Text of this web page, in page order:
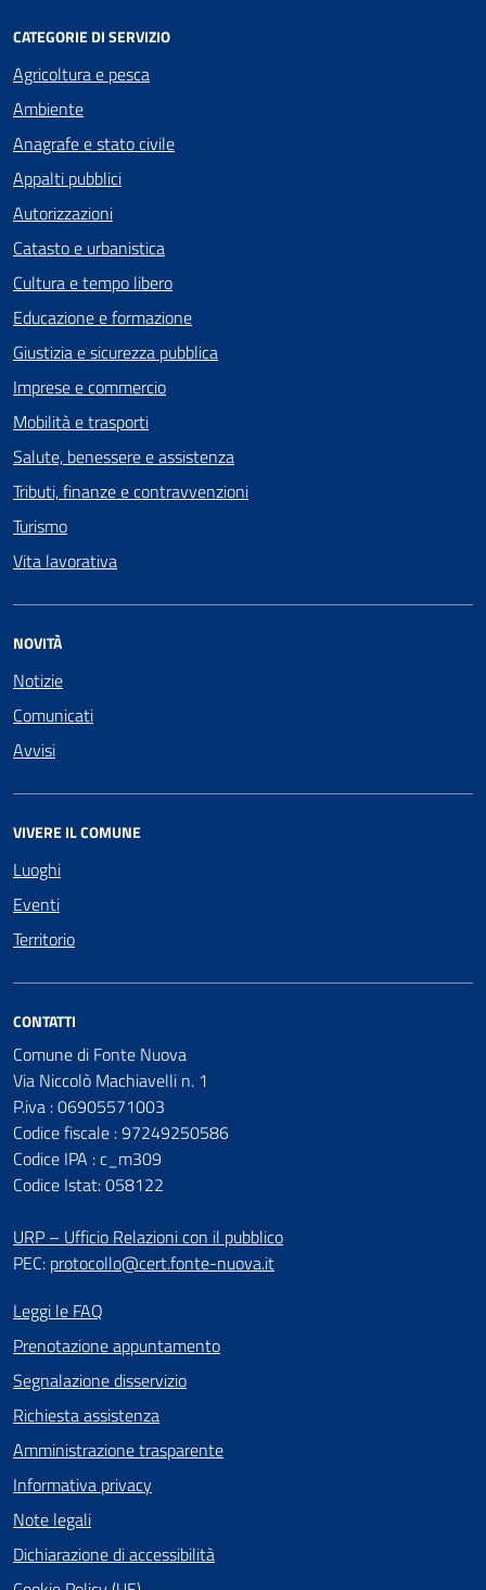
CATEGORIE DI SERVIZIO
Agricoltura e pesca
Ambiente
Anagrafe e stato civile
Appalti pubblici
Autorizzazioni
Catasto e urbanistica
Cultura e tempo libero
Educazione e formazione
Giustizia e sicurezza pubblica
Imprese e commercio
Mobilità e trasporti
Salute, benessere e assistenza
Tributi, finanze e contravvenzioni
Turismo
Vita lavorativa
NOVITÀ
Notizie
Comunicati
Avvisi
VIVERE IL COMUNE
Luoghi
Eventi
Territorio
CONTATTI
Comune di Fonte Nuova
Via Niccolò Machiavelli n. 1
P.iva : 06905571003
Codice fiscale : 97249250586
Codice IPA : c_m309
Codice Istat: 058122
URP – Ufficio Relazioni con il pubblico
PEC: protocollo@cert.fonte-nuova.it
Leggi le FAQ
Prenotazione appuntamento
Segnalazione disservizio
Richiesta assistenza
Amministrazione trasparente
Informativa privacy
Note legali
Dichiarazione di accessibilità